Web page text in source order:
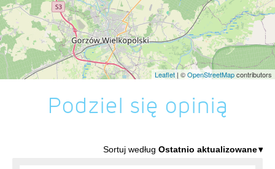
Leaflet | ©OpenStreetMapcontributors
Podziel się opinią